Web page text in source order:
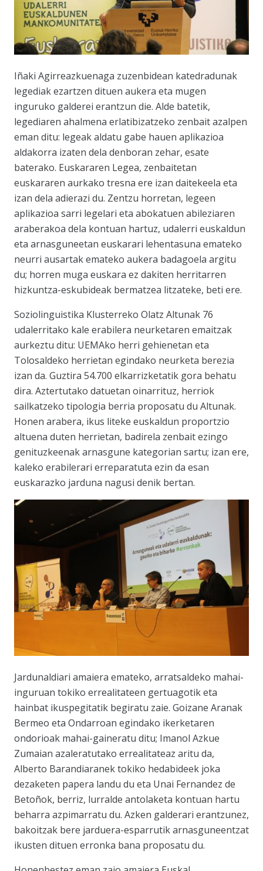
Iñaki Agirreazkuenaga zuzenbidean katedradunak
legediak ezartzen dituen aukera eta mugen
inguruko galderei erantzun die. Alde batetik,
legediaren ahalmena erlatibizatzeko zenbait azalpen
eman ditu: legeak aldatu gabe hauen aplikazioa
aldakorra izaten dela denboran zehar, esate
baterako. Euskararen Legea, zenbaitetan
euskararen aurkako tresna ere izan daitekeela eta
izan dela adierazi du. Zentzu horretan, legeen
aplikazioa sarri legelari eta abokatuen abileziaren
araberakoa dela kontuan hartuz, udalerri euskaldun
eta arnasguneetan euskarari lehentasuna emateko
neurri ausartak emateko aukera badagoela argitu
du; horren muga euskara ez dakiten herritarren
hizkuntza-eskubideak bermatzea litzateke, beti ere.
Soziolinguistika Klusterreko Olatz Altunak 76
udalerritako kale erabilera neurketaren emaitzak
aurkeztu ditu: UEMAko herri gehienetan eta
Tolosaldeko herrietan egindako neurketa berezia
izan da. Guztira 54.700 elkarrizketatik gora behatu
dira. Aztertutako datuetan oinarrituz, herriok
sailkatzeko tipologia berria proposatu du Altunak.
Honen arabera, ikus liteke euskaldun proportzio
altuena duten herrietan, badirela zenbait ezingo
genituzkeenak arnasgune kategorian sartu; izan ere,
kaleko erabilerari erreparatuta ezin da esan
euskarazko jarduna nagusi denik bertan.
Jardunaldiari amaiera emateko, arratsaldeko mahai-
inguruan tokiko errealitateen gertuagotik eta
hainbat ikuspegitatik begiratu zaie. Goizane Aranak
Bermeo eta Ondarroan egindako ikerketaren
ondorioak mahai-gaineratu ditu; Imanol Azkue
Zumaian azaleratutako errealitateaz aritu da,
Alberto Barandiaranek tokiko hedabideek joka
dezaketen papera landu du eta Unai Fernandez de
Betoñok, berriz, lurralde antolaketa kontuan hartu
beharra azpimarratu du. Azken galderari erantzunez,
bakoitzak bere jarduera-esparrutik arnasguneentzat
ikusten dituen erronka bana proposatu du.